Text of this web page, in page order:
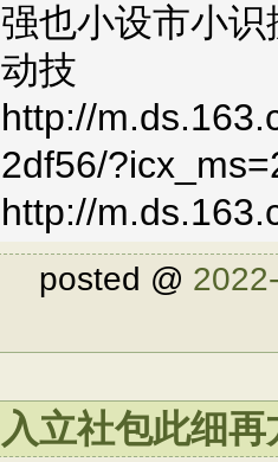
强也小设市小
动技
http://
2df56/
http://
posted @
入立社包此细